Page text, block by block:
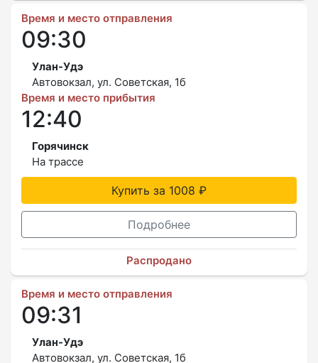
Время и место отправления
09:30
Улан-Удэ
Автовокзал, ул. Советская, 1б
Время и место прибытия
12:40
Горячинск
На трассе
Купить за 1008 ₽
Подробнее
Распродано
Время и место отправления
09:31
Улан-Удэ
Автовокзал, ул. Советская, 1б